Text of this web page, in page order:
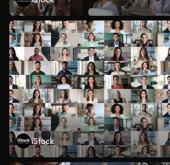
iStock